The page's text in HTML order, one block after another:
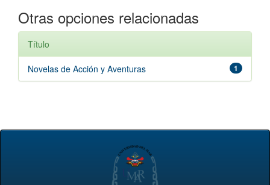
Otras opciones relacionadas
Título
1
Novelas de Acción y Aventuras